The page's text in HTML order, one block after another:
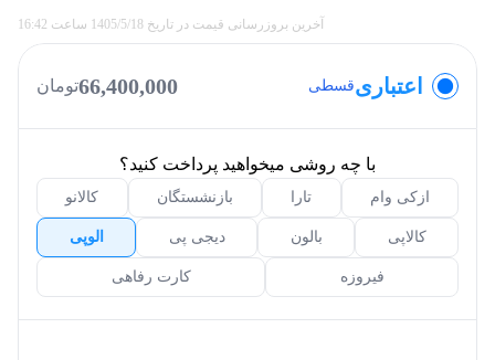
آخرین بروزرسانی قیمت در تاریخ 1405/5/18 ساعت 16:42
اعتباریقسطی 66,400,000تومان
با چه روشی میخواهید پرداخت کنید؟
ازکی وام تارا بازنشستگان کالانو
کالاپی بالون دیجی پی الوپی
فیروزه کارت رفاهی